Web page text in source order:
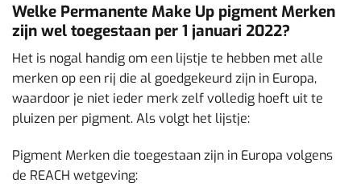
Welke Permanente Make Up pigment Merken
zijn wel toegestaan per 1 januari 2022?
Het is nogal handig om een lijstje te hebben met alle
merken op een rij die al goedgekeurd zijn in Europa,
waardoor je niet ieder merk zelf volledig hoeft uit te
pluizen per pigment. Als volgt het lijstje:
Pigment Merken die toegestaan zijn in Europa volgens
de REACH wetgeving: